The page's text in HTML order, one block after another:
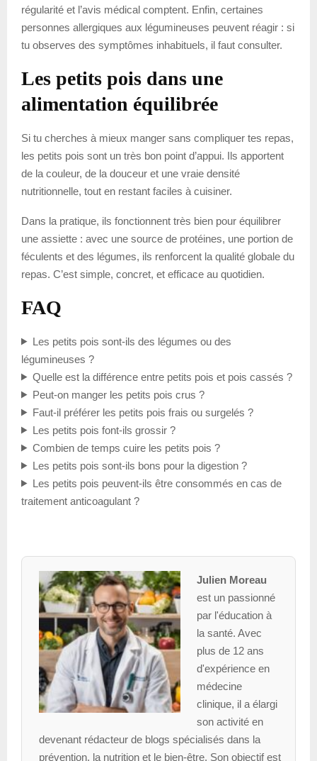
régularité et l’avis médical comptent. Enfin, certaines
personnes allergiques aux légumineuses peuvent réagir : si
tu observes des symptômes inhabituels, il faut consulter.
Les petits pois dans une
alimentation équilibrée
Si tu cherches à mieux manger sans compliquer tes repas,
les petits pois sont un très bon point d’appui. Ils apportent
de la couleur, de la douceur et une vraie densité
nutritionnelle, tout en restant faciles à cuisiner.
Dans la pratique, ils fonctionnent très bien pour équilibrer
une assiette : avec une source de protéines, une portion de
féculents et des légumes, ils renforcent la qualité globale du
repas. C’est simple, concret, et efficace au quotidien.
FAQ
Les petits pois sont-ils des légumes ou des
légumineuses ?
Quelle est la différence entre petits pois et pois cassés ?
Peut-on manger les petits pois crus ?
Faut-il préférer les petits pois frais ou surgelés ?
Les petits pois font-ils grossir ?
Combien de temps cuire les petits pois ?
Les petits pois sont-ils bons pour la digestion ?
Les petits pois peuvent-ils être consommés en cas de
traitement anticoagulant ?
Julien Moreau
est un passionné
par l'éducation à
la santé. Avec
plus de 12 ans
d'expérience en
médecine
clinique, il a élargi
son activité en
devenant rédacteur de blogs spécialisés dans la
prévention, la nutrition et le bien-être. Son objectif est